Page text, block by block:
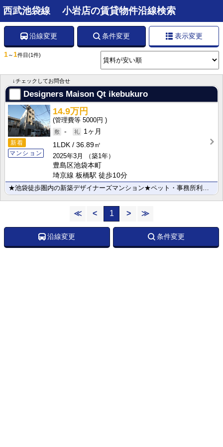
西武池袋線 小岩店の賃貸物件沿線検索
沿線変更 条件変更 表示変更
1～1件目 (1件)
↓チェックしてお問合せ
Designers Maison Qt ikebukuro
新着
マンション
14.9万円
5000円
-
1ヶ月
1LDK
36.89㎡
2025年3月
（築1年）
豊島区池袋本町
埼京線 板橋駅 徒歩10分
★池袋徒歩圏内の新築デザイナーズマンション★ペット・事務所利用相談可能★
≪ < 1 > ≫
沿線変更 条件変更